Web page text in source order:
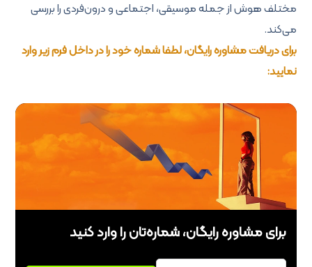
مختلف هوش از جمله موسیقی، اجتماعی و درون‌فردی را بررسی
می‌کند.
برای دریافت مشاوره رایگان، لطفا شماره خود را در داخل فرم زیر وارد
نمایید:
برای مشاوره رایگان، شماره‌تان را وارد کنید